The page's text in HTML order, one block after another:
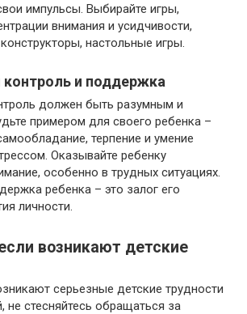
импульсы. Выбирайте игры,
внимания и усидчивости,
настольные игры.
контроль и поддержка
должен быть разумным и
примером для своего ребенка –
терпение и умение
Оказывайте ребенку
особенно в трудных ситуациях.
ребенка – это залог его
личности.
возникают детские
серьезные детские трудности
не стесняйтесь обращаться за